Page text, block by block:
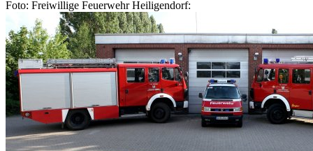
Foto: Freiwillige Feuerwehr Heiligendorf: